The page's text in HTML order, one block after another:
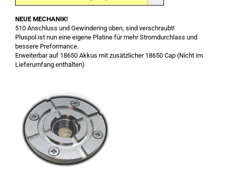
NEUE MECHANIK!
510 Anschluss und Gewindering oben, sind verschraubt!
Pluspol ist nun eine eigene Platine für mehr Stromdurchlass und
bessere Preformance.
Erweiterbar auf 18650 Akkus mit zusätzlicher 18650 Cap (Nicht im
Lieferumfang enthalten)